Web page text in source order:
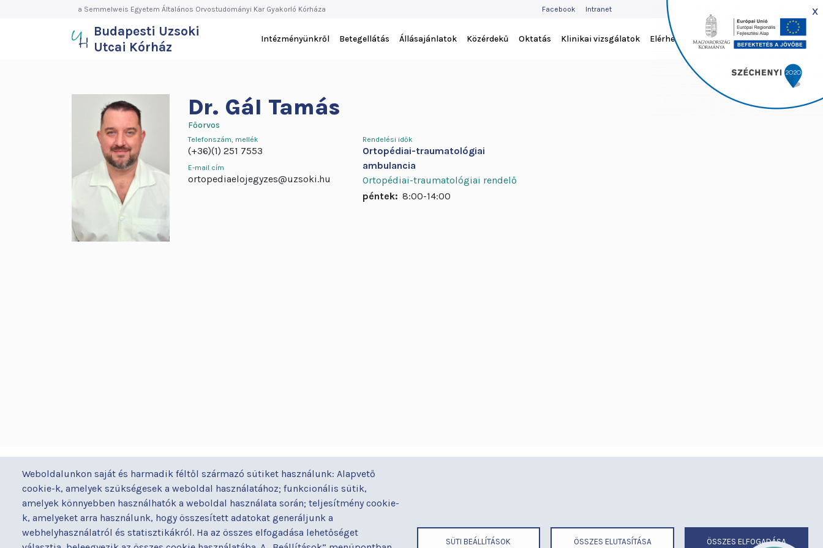
Budapesti
Uzsoki
Kórház
x
a Semmelweis Egyetem Általános Orvostudományi Kar Gyakorló Kórháza
Weboldalunkon saját és harmadik féltől származó sütiket használunk: Alapvető
cookie-k, amelyek szükségesek a weboldal használatához; funkcionális sütik,
amelyek könnyebben használhatók a weboldal használata során; teljesítmény cookie-
k, amelyeket arra használunk, hogy összesített adatokat generáljunk a
webhelyhasználatról és statisztikákról. Ha az összes elfogadása lehetőséget
SÜTI BEÁLLÍTÁSOK ÖSSZES ELUTASÍTÁSA ÖSSZES ELFOGADÁSA
MENÜ
Facebook Intranet
Budapesti Uzsoki
Utcai Kórház
Intézményünkről Betegellátás Állásajánlatok Közérdekű Oktatás Klinikai vizsgálatok Elérhetőség
Dr. Gál Tamás
Főorvos
Telefonszám, mellék
(+36)(1) 251 7553
E-mail cím
ortopediaelojegyzes@uzsoki.hu
Rendelési idők
Ortopédiai-traumatológiai
ambulancia
Ortopédiai-traumatológiai rendelő
péntek: 8:00-14:00
BUDAPESTI UZSOKI UTCAI KÓRHÁZ
a Semmelweis Egyetem Általános Orvostudományi
Kar Gyakorló Kórháza
Járóbeteg-ellátás
Orvosaink
Osztályaink
Kapcsolat
telefonszámok